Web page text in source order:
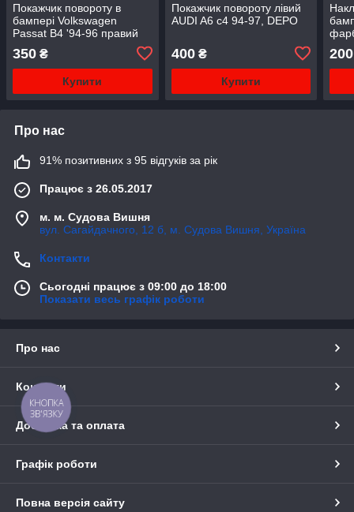
Покажчик повороту в
бампері Volkswagen
Passat B4 '94-96 правий
350 ₴
Купити
Покажчик повороту лівий
AUDI A6 c4 94-97, DEPO
400₴
Купити
200
Про нас
91% позитивних з 95 відгуків за рік
Працює з 26.05.2017
м. м. Судова Вишня
вул. Сагайдачного, 12 б, м. Судова Вишня, Україна
Контакти
Сьогодні працює з 09:00 до 18:00
Показати весь графік роботи
Про нас
Контакти
Доставка та оплата
Графік роботи
Повна версія сайту
КНОПКА
ЗВ'ЯЗКУ